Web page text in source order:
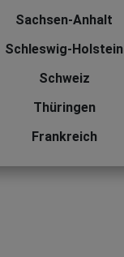
Sachsen-Anhalt
Schleswig-Holstein
Schweiz
Thüringen
Frankreich